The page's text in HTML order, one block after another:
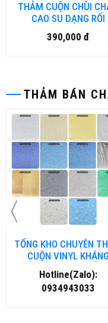
THẢM CUỘN CHÙI
CAO SU DẠNG RỐI
390,000 đ
THẢM BÁN
TỔNG KHO CHUYÊN
CUỘN VINYL KHÁNG
KHUẨN TẠI ĐÀ NẴNG
Hotline(Zalo):
0934943033